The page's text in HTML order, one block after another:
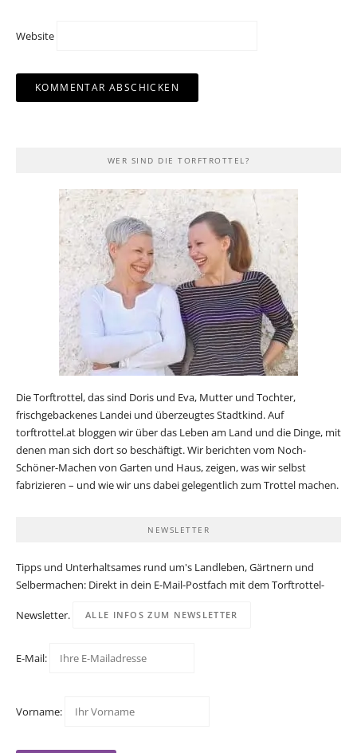
Website
WER SIND DIE TORFTROTTEL?
Die Torftrottel, das sind Doris und Eva, Mutter und Tochter,
frischgebackenes Landei und überzeugtes Stadtkind. Auf
torftrottel.at bloggen wir über das Leben am Land und die Dinge, mit
denen man sich dort so beschäftigt. Wir berichten vom Noch-
Schöner-Machen von Garten und Haus, zeigen, was wir selbst
fabrizieren – und wie wir uns dabei gelegentlich zum Trottel machen.
NEWSLETTER
Tipps und Unterhaltsames rund um's Landleben, Gärtnern und
Selbermachen: Direkt in dein E-Mail-Postfach mit dem Torftrottel-
Newsletter. ALLE INFOS ZUM NEWSLETTER
E-Mail:
Vorname: